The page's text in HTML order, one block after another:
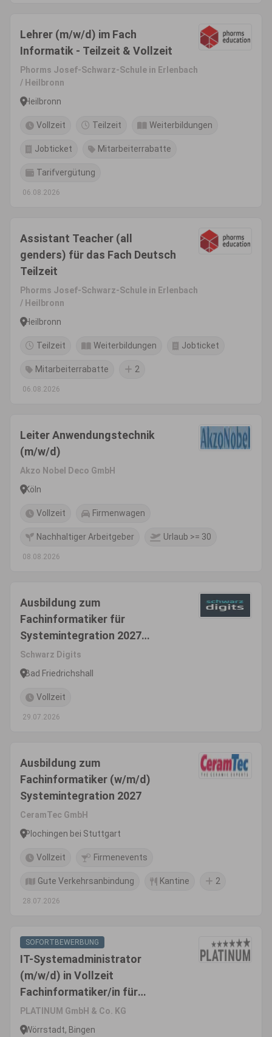
Lehrer (m/w/d) im Fach
Informatik - Teilzeit & Vollzeit
Phorms Josef-Schwarz-Schule in Erlenbach
/ Heilbronn
Heilbronn
Vollzeit Teilzeit Weiterbildungen
Jobticket Mitarbeiterrabatte
Tarifvergütung
06.08.2026
Assistant Teacher (all
genders) für das Fach Deutsch
Teilzeit
Phorms Josef-Schwarz-Schule in Erlenbach
/ Heilbronn
Heilbronn
Teilzeit Weiterbildungen Jobticket
Mitarbeiterrabatte 2
06.08.2026
Leiter Anwendungstechnik
(m/w/d)
Akzo Nobel Deco GmbH
Köln
Vollzeit Firmenwagen
Nachhaltiger Arbeitgeber Urlaub >= 30
08.08.2026
Ausbildung zum
Fachinformatiker für
Systemintegration 2027
(m/w/d)
Schwarz Digits
Bad Friedrichshall
Vollzeit
29.07.2026
Ausbildung zum
Fachinformatiker (w/m/d)
Systemintegration 2027
CeramTec GmbH
Plochingen bei Stuttgart
Vollzeit Firmenevents
Gute Verkehrsanbindung Kantine 2
28.07.2026
SOFORTBEWERBUNG
IT-Systemadministrator
(m/w/d) in Vollzeit
Fachinformatiker/in für
Systemintegration o.ä.
PLATINUM GmbH & Co. KG
Wörrstadt, Bingen